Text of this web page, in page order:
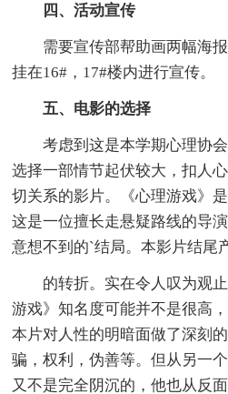
四、活动宣传
需要宣传部帮助画两幅海报
挂在16#，17#楼内进行宣传。
五、电影的选择
考虑到这是本学期心理协会
选择一部情节起伏较大，扣人
切关系的影片。《心理游戏》
这是一位擅长走悬疑路线的导
意想不到的`结局。本影片结尾
的转折。实在令人叹为观止
游戏》知名度可能并不是很高
本片对人性的明暗面做了深刻
骗，权利，伪善等。但从另一
又不是完全阴沉的，他也从反